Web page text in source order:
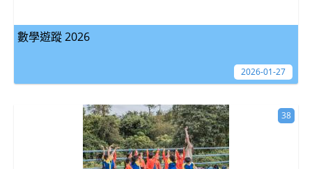
數學遊蹤 2026
2026-01-27
38